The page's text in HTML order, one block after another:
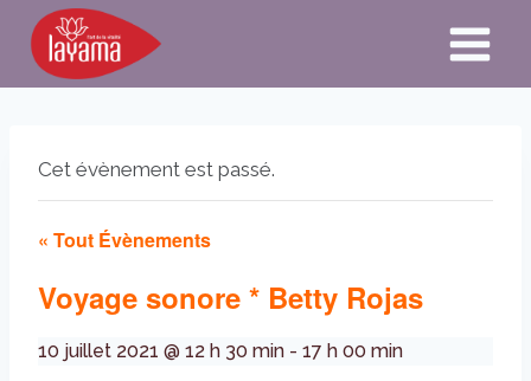
Aller
contenu
Cet évènement est passé.
« Tout Évènements
Voyage sonore * Betty Rojas
10 juillet 2021 @ 12 h 30 min - 17 h 00 min